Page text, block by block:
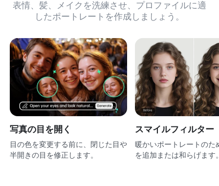
表情、髪、メイクを洗練させ、プロファイルに適
したポートレートを作成しましょう。
写真の目を開く
目の色を変更する前に、閉じた目や
半開きの目を修正します。
スマイルフィルター
暖かいポートレートのた
を追加または和らげます